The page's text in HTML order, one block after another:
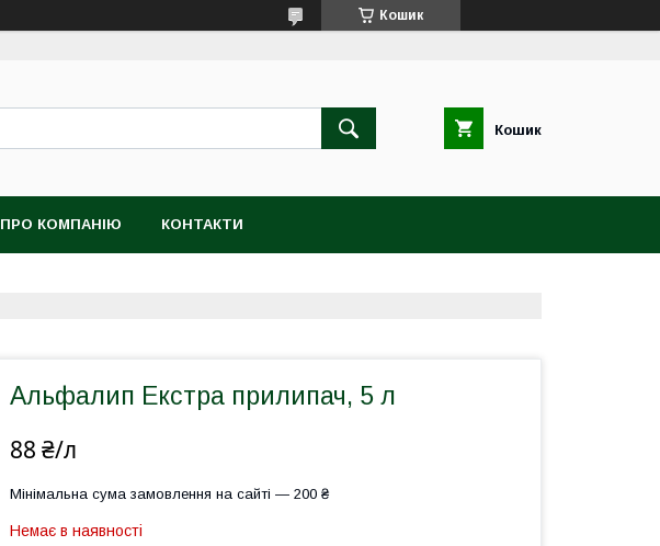
Кошик
Кошик
ПРО КОМПАНІЮ КОНТАКТИ
Альфалип Екстра прилипач, 5 л
88 ₴/л
Мінімальна сума замовлення на сайті — 200 ₴
Немає в наявності